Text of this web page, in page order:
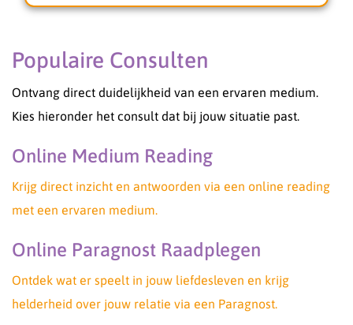
inleven in de uitdagingen die het leven soms met
praktische inzichten waar je echt verder mee
kunt.
Of je nu behoefte hebt aan antwoorden,
bevestiging of een steuntje in de rug, je bent van
mogelijkheden en help ik je om weer met
Warme groet Medium Kali✨
Populaire Consulten
Ontvang direct duidelijkheid van een ervaren medium.
Kies hieronder het consult dat bij jouw situatie past.
Online Medium Reading
Krijg direct inzicht en antwoorden via een online reading
met een ervaren medium.
Online Paragnost Raadplegen
Ontdek wat er speelt in jouw liefdesleven en krijg
helderheid over jouw relatie via een Paragnost.